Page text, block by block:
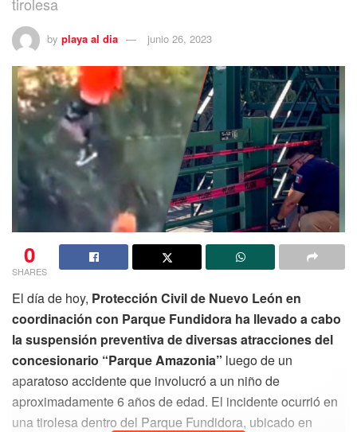
by playa al dia junio 26, 2023
0
SHARES
El día de hoy, Protección Civil de Nuevo León en
coordinación con Parque Fundidora ha llevado a cabo
la suspensión preventiva de diversas atracciones del
concesionario “Parque Amazonia” luego de un
aparatoso accidente que involucró a un niño de
aproximadamente 6 años de edad. El incidente ocurrió en
una tirolesa dentro del Parque Fundidora, ubicado en